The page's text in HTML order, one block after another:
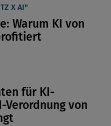
X AI"
Warum KI von
für KI-
Verordnung von